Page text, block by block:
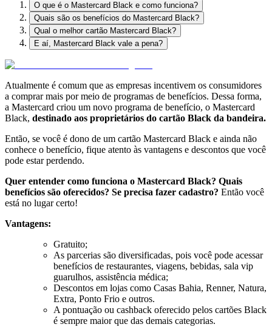
O que é o Mastercard Black e como funciona?
Quais são os benefícios do Mastercard Black?
Qual o melhor cartão Mastercard Black?
E aí, Mastercard Black vale a pena?
Atualmente é comum que as empresas incentivem os consumidores
a comprar mais por meio de programas de benefícios. Dessa forma,
a Mastercard criou um novo programa de benefício, o Mastercard
Black, destinado aos proprietários do cartão Black da bandeira.
Então, se você é dono de um cartão Mastercard Black e ainda não
conhece o benefício, fique atento às vantagens e descontos que você
pode estar perdendo.
Quer entender como funciona o Mastercard Black? Quais
benefícios são oferecidos? Se precisa fazer cadastro? Então você
está no lugar certo!
Vantagens:
Gratuito;
As parcerias são diversificadas, pois você pode acessar
benefícios de restaurantes, viagens, bebidas, sala vip
guarulhos, assistência médica;
Descontos em lojas como Casas Bahia, Renner, Natura,
Extra, Ponto Frio e outros.
A pontuação ou cashback oferecido pelos cartões Black
é sempre maior que das demais categorias.